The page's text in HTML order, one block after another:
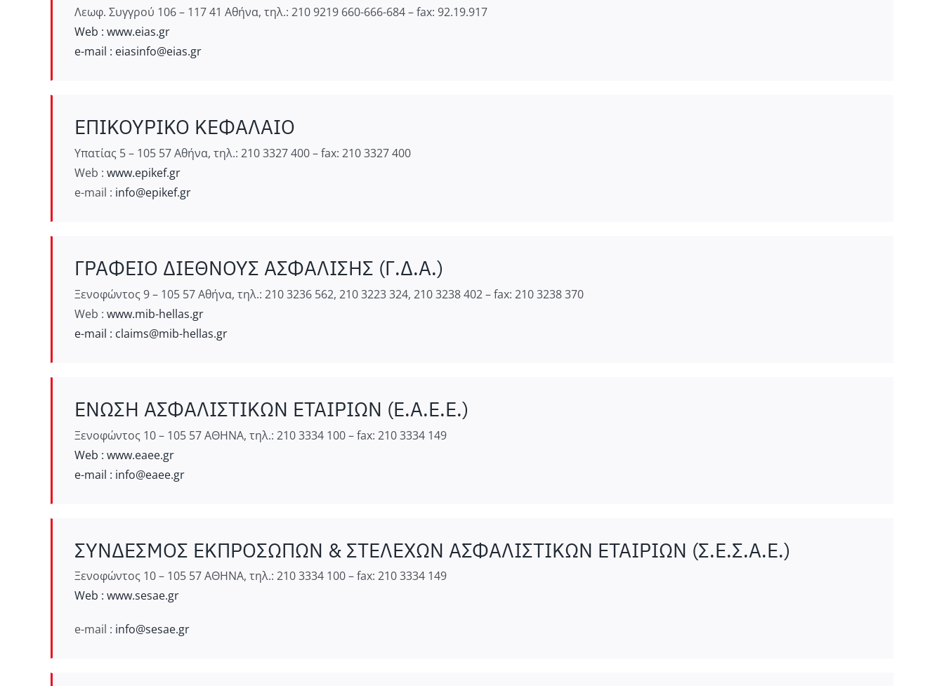
Λεωφ. Συγγρού 106 – 117 41 Αθήνα, τηλ.: 210 9219 660-666-684 – fax: 92.19.917
Web : www.eias.gr
e-mail : eiasinfo@eias.gr
ΕΠΙΚΟΥΡΙΚΟ ΚΕΦΑΛΑΙΟ
Υπατίας 5 – 105 57 Αθήνα, τηλ.: 210 3327 400 – fax: 210 3327 400
Web : www.epikef.gr
e-mail : info@epikef.gr
ΓΡΑΦΕΙΟ ΔΙΕΘΝΟΥΣ ΑΣΦΑΛΙΣΗΣ (Γ.Δ.Α.)
Ξενοφώντος 9 – 105 57 Αθήνα, τηλ.: 210 3236 562, 210 3223 324, 210 3238 402 – fax: 210 3238 370
Web : www.mib-hellas.gr
e-mail : claims@mib-hellas.gr
ΕΝΩΣΗ ΑΣΦΑΛΙΣΤΙΚΩΝ ΕΤΑΙΡΙΩΝ (Ε.Α.Ε.Ε.)
Ξενοφώντος 10 – 105 57 ΑΘΗΝΑ, τηλ.: 210 3334 100 – fax: 210 3334 149
Web : www.eaee.gr
e-mail : info@eaee.gr
ΣΥΝΔΕΣΜΟΣ ΕΚΠΡΟΣΩΠΩΝ & ΣΤΕΛΕΧΩΝ ΑΣΦΑΛΙΣΤΙΚΩΝ ΕΤΑΙΡΙΩΝ (Σ.Ε.Σ.Α.Ε.)
Ξενοφώντος 10 – 105 57 ΑΘΗΝΑ, τηλ.: 210 3334 100 – fax: 210 3334 149
Web : www.sesae.gr
e-mail : info@sesae.gr